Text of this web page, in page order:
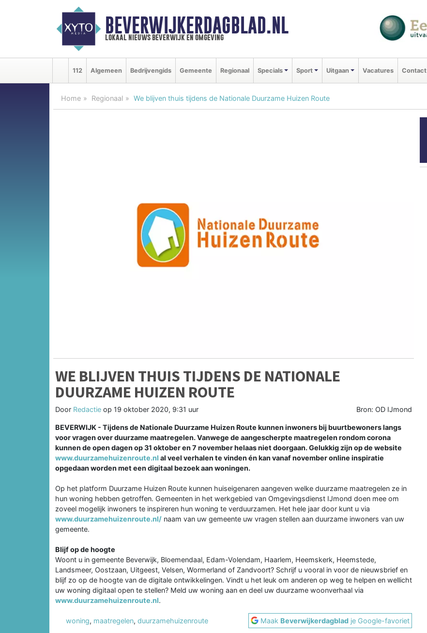
BEVERWIJKERDAGBLAD.NL
lokaal nieuws beverwijk en omgeving
112 Algemeen Bedrijvengids Gemeente Regionaal Specials Sport Uitgaan Vacatures Contact
Home Regionaal We blijven thuis tijdens de Nationale Duurzame Huizen Route
WE BLIJVEN THUIS TIJDENS DE NATIONALE
DUURZAME HUIZEN ROUTE
Door Redactie op 19 oktober 2020, 9:31 uur Bron: OD IJmond
BEVERWIJK - Tijdens de Nationale Duurzame Huizen Route kunnen inwoners bij buurtbewoners langs
voor vragen over duurzame maatregelen. Vanwege de aangescherpte maatregelen rondom corona
kunnen de open dagen op 31 oktober en 7 november helaas niet doorgaan. Gelukkig zijn op de website
www.duurzamehuizenroute.nl al veel verhalen te vinden én kan vanaf november online inspiratie
opgedaan worden met een digitaal bezoek aan woningen.
Op het platform Duurzame Huizen Route kunnen huiseigenaren aangeven welke duurzame maatregelen ze in
hun woning hebben getroffen. Gemeenten in het werkgebied van Omgevingsdienst IJmond doen mee om
zoveel mogelijk inwoners te inspireren hun woning te verduurzamen. Het hele jaar door kunt u via
www.duurzamehuizenroute.nl/ naam van uw gemeente uw vragen stellen aan duurzame inwoners van uw
gemeente.
Blijf op de hoogte
Woont u in gemeente Beverwijk, Bloemendaal, Edam-Volendam, Haarlem, Heemskerk, Heemstede,
Landsmeer, Oostzaan, Uitgeest, Velsen, Wormerland of Zandvoort? Schrijf u vooral in voor de nieuwsbrief en
blijf zo op de hoogte van de digitale ontwikkelingen. Vindt u het leuk om anderen op weg te helpen en wellicht
uw woning digitaal open te stellen? Meld uw woning aan en deel uw duurzame woonverhaal via
www.duurzamehuizenroute.nl.
woning, maatregelen, duurzamehuizenroute Maak Beverwijkerdagblad je Google-favoriet